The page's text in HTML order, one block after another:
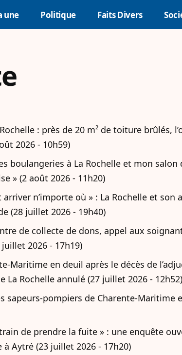
une Politique Faits Divers
: près de 20 m² de toiture brûlés,
2026 - 10h59)
boulangeries à La Rochelle et mon salon
» (2 août 2026 - 11h20)
n’importe où » : La Rochelle et son
(28 juillet 2026 - 19h40)
de collecte de dons, appel aux
juillet 2026 - 17h19)
Maritime en deuil après le décès de
La Rochelle annulé (27 juillet 2026 - 12h52)
sapeurs-pompiers de Charente-Maritime
de prendre la fuite » : une enquête
Aytré (23 juillet 2026 - 17h20)